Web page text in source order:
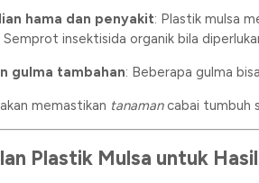
hama dan penyakit: Plastik mulsa
insektisida organik bila
gulma tambahan: Beberapa gulma
memastikan tanamancabai tumbuh
Plastik Mulsa untuk